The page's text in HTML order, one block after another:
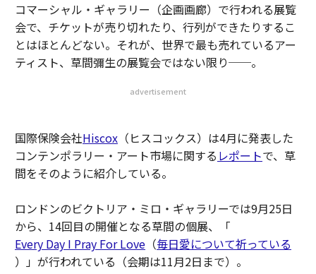
コマーシャル・ギャラリー（企画画廊）で行われる展覧
会で、チケットが売り切れたり、行列ができたりするこ
とはほとんどない。それが、世界で最も売れているアー
ティスト、草間彌生の展覧会ではない限り──。
advertisement
国際保険会社Hiscox（ヒスコックス）は4月に発表した
コンテンポラリー・アート市場に関する レポートで、草
間をそのように紹介している。
ロンドンのビクトリア・ミロ・ギャラリーでは9月25日
から、14回目の開催となる草間の個展、「
Every Day I Pray For Love（毎日愛について祈っている
）」が行われている（会期は11月2日まで）。